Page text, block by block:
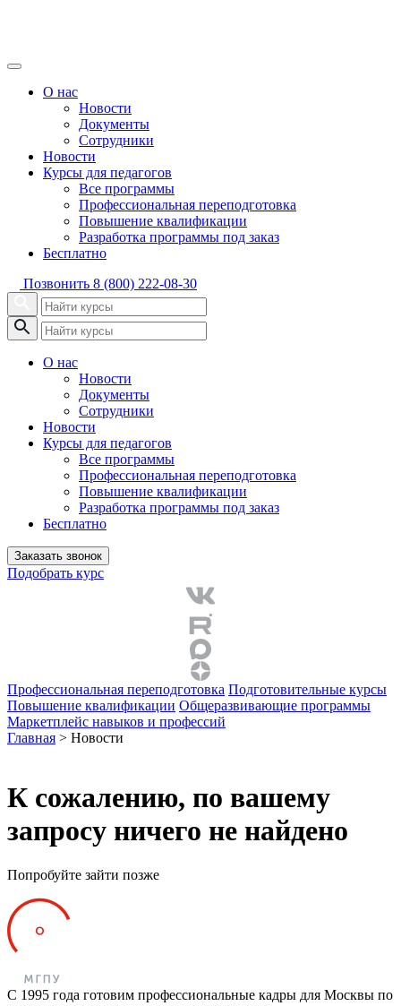
О нас
Новости
Документы
Сотрудники
Новости
Курсы для педагогов
Все программы
Профессиональная переподготовка
Повышение квалификации
Разработка программы под заказ
Бесплатно
Позвонить 8 (800) 222-08-30
О нас
Новости
Документы
Сотрудники
Новости
Курсы для педагогов
Все программы
Профессиональная переподготовка
Повышение квалификации
Разработка программы под заказ
Бесплатно
Заказать звонок
Подобрать курс
Профессиональная переподготовка Подготовительные курсы
Повышение квалификации Общеразвивающие программы
Маркетплейс навыков и профессий
Главная > Новости
К сожалению, по вашему
запросу ничего не найдено
Попробуйте зайти позже
С 1995 года готовим профессиональные кадры для Москвы по